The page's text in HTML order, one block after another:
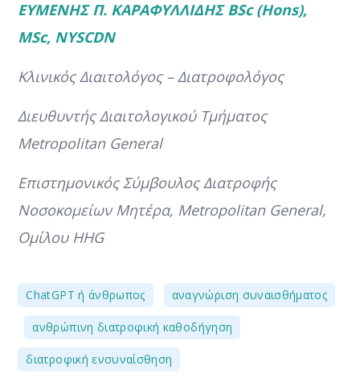
ΕΥΜΕΝΗΣ Π. ΚΑΡΑΦΥΛΛΙΔΗΣ BSc (Hons),
MSc, NYSCDN
Κλινικός Διαιτολόγος – Διατροφολόγος
Διευθυντής Διαιτολογικού Τμήματος
Metropolitan General
Επιστημονικός Σύμβουλος Διατροφής
Νοσοκομείων Μητέρα, Metropolitan General,
Ομίλου HHG
ChatGPT ή άνθρωπος αναγνώριση συναισθήματος
ανθρώπινη διατροφική καθοδήγηση
διατροφική ενσυναίσθηση